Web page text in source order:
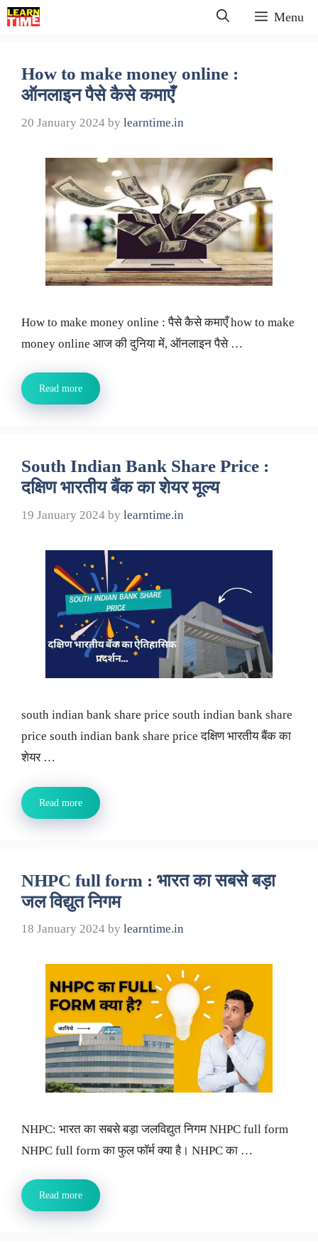
Skip
to
Menu
How to make money online :
ऑनलाइन पैसे कैसे कमाएँ
20 January 2024 by learntime.in
How to make money online : पैसे कैसे कमाएँ how to make
money online आज की दुनिया में, ऑनलाइन पैसे …
Read more
South Indian Bank Share Price :
दक्षिण भारतीय बैंक का शेयर मूल्य
19 January 2024 by learntime.in
south indian bank share price south indian bank share
price south indian bank share price दक्षिण भारतीय बैंक का
शेयर …
Read more
NHPC full form : भारत का सबसे बड़ा
जल विद्युत निगम
18 January 2024 by learntime.in
NHPC: भारत का सबसे बड़ा जलविद्युत निगम NHPC full form
NHPC full form का फुल फॉर्म क्या है। NHPC का …
Read more